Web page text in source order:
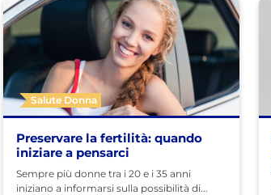
Salute Donna
Preservare la fertilità: quando
iniziare a pensarci
Sempre più donne tra i 20 e i 35 anni
iniziano a informarsi sulla possibilità di...